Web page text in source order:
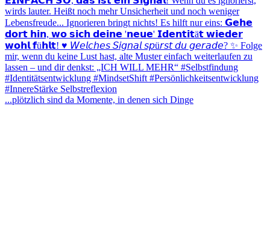
...plötzlich sind da Momente, in denen sich Dinge